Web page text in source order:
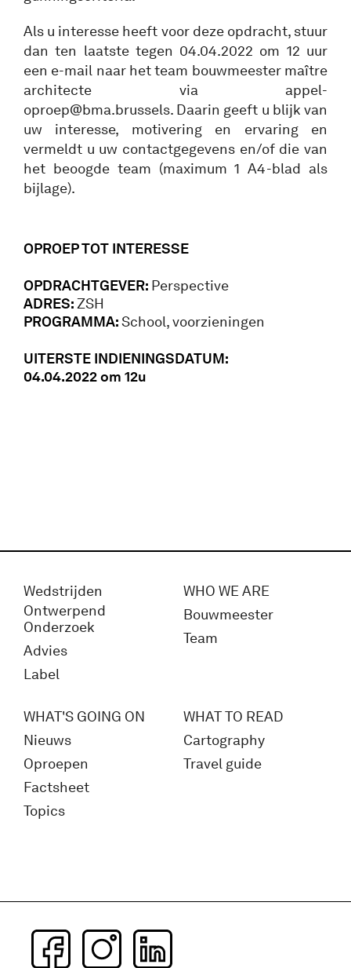
Als u interesse heeft voor deze opdracht, stuur
dan ten laatste tegen 04.04.2022 om 12 uur
een e-mail naar het team bouwmeester maître
architecte via appel-
oproep@bma.brussels. Daarin geeft u blijk van
uw interesse, motivering en ervaring en
vermeldt u uw contactgegevens en/of die van
het beoogde team (maximum 1 A4-blad als
bijlage).
OPROEP TOT INTERESSE
OPDRACHTGEVER: Perspective
ADRES:ZSH
PROGRAMMA:School, voorzieningen
UITERSTE INDIENINGSDATUM:
04.04.2022om 12u
Wedstrijden
Ontwerpend
Onderzoek
Advies
Label
WHO WE ARE
Bouwmeester
Team
WHAT'S GOING ON
Nieuws
Oproepen
Factsheet
Topics
WHAT TO READ
Cartography
Travel guide